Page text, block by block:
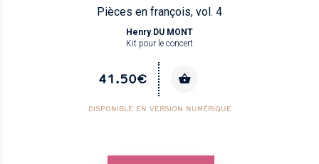
Pièces en françois, vol. 4
Henry DU MONT
Kit pour le concert
41.50€
DISPONIBLE EN VERSION NUMÉRIQUE